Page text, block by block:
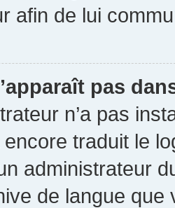
afin de lui
pas
n’a pas
encore traduit le
administrateur
de langue